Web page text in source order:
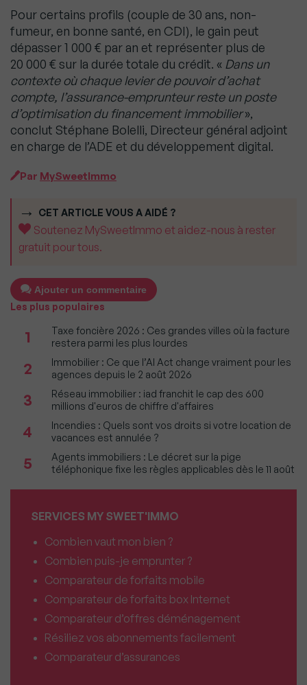
Pour certains profils (couple de 30 ans, non-
fumeur, en bonne santé, en CDI), le gain peut
dépasser 1 000 € par an et représenter plus de
20 000 € sur la durée totale du crédit. « Dans un
contexte où chaque levier de pouvoir d’achat
compte, l’assurance-emprunteur reste un poste
d’optimisation du financement immobilier»,
conclut Stéphane Bolelli, Directeur général adjoint
en charge de l’ADE et du développement digital.
Par MySweetImmo
CET ARTICLE VOUS A AIDÉ ?
Soutenez MySweetImmo et aidez-nous à rester
gratuit pour tous.
Ajouter un commentaire
Les plus populaires
1
Taxe foncière 2026 : Ces grandes villes où la facture
restera parmi les plus lourdes
2
Immobilier : Ce que l’AI Act change vraiment pour les
agences depuis le 2 août 2026
3
Réseau immobilier : iad franchit le cap des 600
millions d'euros de chiffre d'affaires
4
Incendies : Quels sont vos droits si votre location de
vacances est annulée ?
5
Agents immobiliers : Le décret sur la pige
téléphonique fixe les règles applicables dès le 11 août
SERVICES MY SWEET'IMMO
Combien vaut mon bien ?
Combien puis-je emprunter ?
Comparateur de forfaits mobile
Comparateur de forfaits box Internet
Comparateur d’offres déménagement
Résiliez vos abonnements facilement
Comparateur d’assurances